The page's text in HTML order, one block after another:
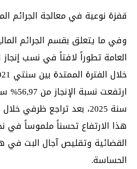
قفزة نوعية في معالجة الجرائم
وفي ما يتعلق بقسم الجرائم
العامة تطوراً لافتاً في نسب إنجاز
هذا الارتفاع تحسناً ملموساً في
القضائية وتقليص آجال البت في
الحساسة.